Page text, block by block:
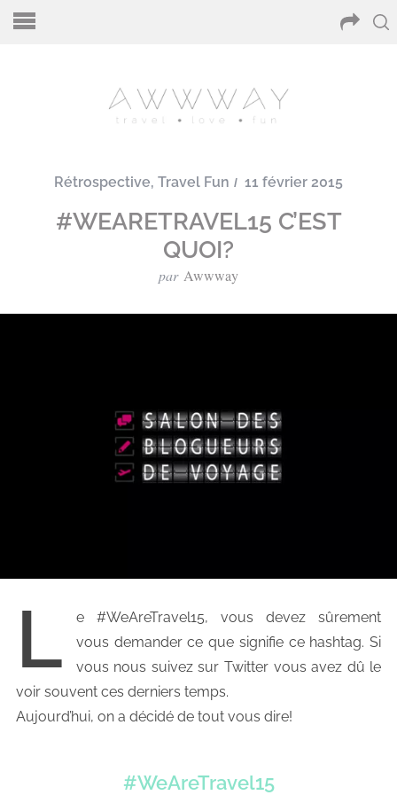
Rétrospective, Travel Fun 11 février 2015
#WEARETRAVEL15 C’EST
QUOI?
par Awwway
L
e #WeAreTravel15, vous devez sûrement
vous demander ce que signifie ce hashtag. Si
vous nous suivez sur Twitter vous avez dû le
voir souvent ces derniers temps.
Aujourd’hui, on a décidé de tout vous dire!
#WeAreTravel15